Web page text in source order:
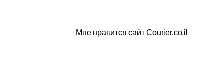
Мне нравится сайт Courier.co.il